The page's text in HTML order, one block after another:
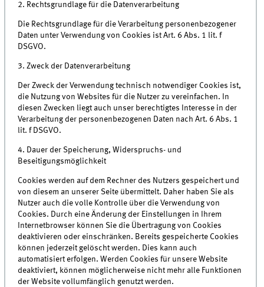
2. Rechtsgrundlage für die Datenverarbeitung
Die Rechtsgrundlage für die Verarbeitung personenbezogener
Daten unter Verwendung von Cookies ist Art. 6 Abs. 1 lit. f
DSGVO.
3. Zweck der Datenverarbeitung
Der Zweck der Verwendung technisch notwendiger Cookies ist,
die Nutzung von Websites für die Nutzer zu vereinfachen. In
diesen Zwecken liegt auch unser berechtigtes Interesse in der
Verarbeitung der personenbezogenen Daten nach Art. 6 Abs. 1
lit. f DSGVO.
4. Dauer der Speicherung, Widerspruchs- und
Beseitigungsmöglichkeit
Cookies werden auf dem Rechner des Nutzers gespeichert und
von diesem an unserer Seite übermittelt. Daher haben Sie als
Nutzer auch die volle Kontrolle über die Verwendung von
Cookies. Durch eine Änderung der Einstellungen in Ihrem
Internetbrowser können Sie die Übertragung von Cookies
deaktivieren oder einschränken. Bereits gespeicherte Cookies
können jederzeit gelöscht werden. Dies kann auch
automatisiert erfolgen. Werden Cookies für unsere Website
deaktiviert, können möglicherweise nicht mehr alle Funktionen
der Website vollumfänglich genutzt werden.